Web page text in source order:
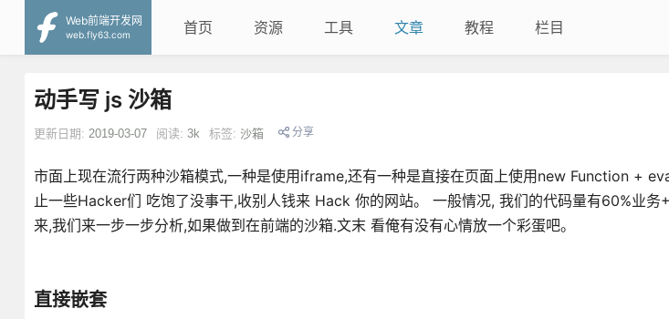
Web前端开发网
web.fly63.com
首页 资源 工具 文章 教程 栏目
动手写 js 沙箱
更新日期: 2019-03-07 阅读: 3k 标签: 沙箱 分享
市面上现在流行两种沙箱模式,一种是使用iframe,还有一种是直接在页面上使用new Function +
止一些Hacker们 吃饱了没事干,收别人钱来 Hack 你的网站。 一般情况, 我们的代码量有60%业
来,我们来一步一步分析,如果做到在前端的沙箱.文末 看俺有没有心情放一个彩蛋吧。
直接嵌套